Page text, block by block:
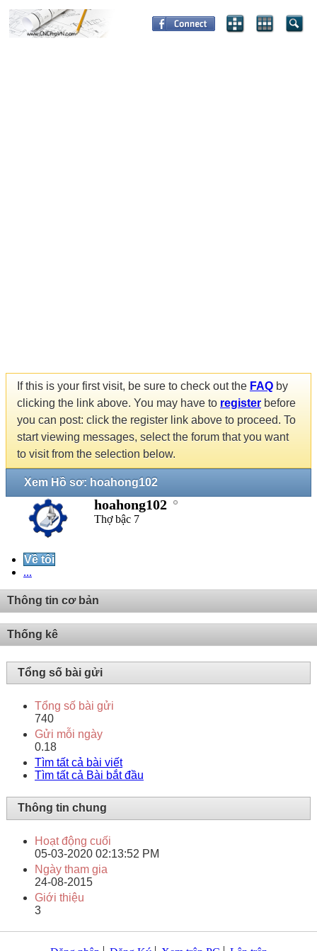
If this is your first visit, be sure to check out the FAQ by
clicking the link above. You may have to register before
you can post: click the register link above to proceed. To
start viewing messages, select the forum that you want
to visit from the selection below.
Xem Hồ sơ: hoahong102
hoahong102
Thợ bậc 7
Về tôi
...
Thông tin cơ bản
Thống kê
Tổng số bài gửi
Tổng số bài gửi
740
Gửi mỗi ngày
0.18
Tìm tất cả bài viết
Tìm tất cả Bài bắt đầu
Thông tin chung
Hoạt động cuối
05-03-2020 02:13:52 PM
Ngày tham gia
24-08-2015
Giới thiệu
3